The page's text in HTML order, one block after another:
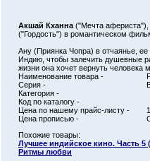
Акшай Кханна ("Мечта афериста"),
("Гордость") в романтическом
Ану (Приянка Чопра) в отчаянье,
Индию, чтобы залечить душевные
жизни она хочет вернуть
Наименование товара -
Серия -
Категория -
Код по каталогу -
Цена по нашему прайс-листу -
Цена прописью -
Похожие товары:
Лучшее индийское кино. Часть 5
Ритмы любви